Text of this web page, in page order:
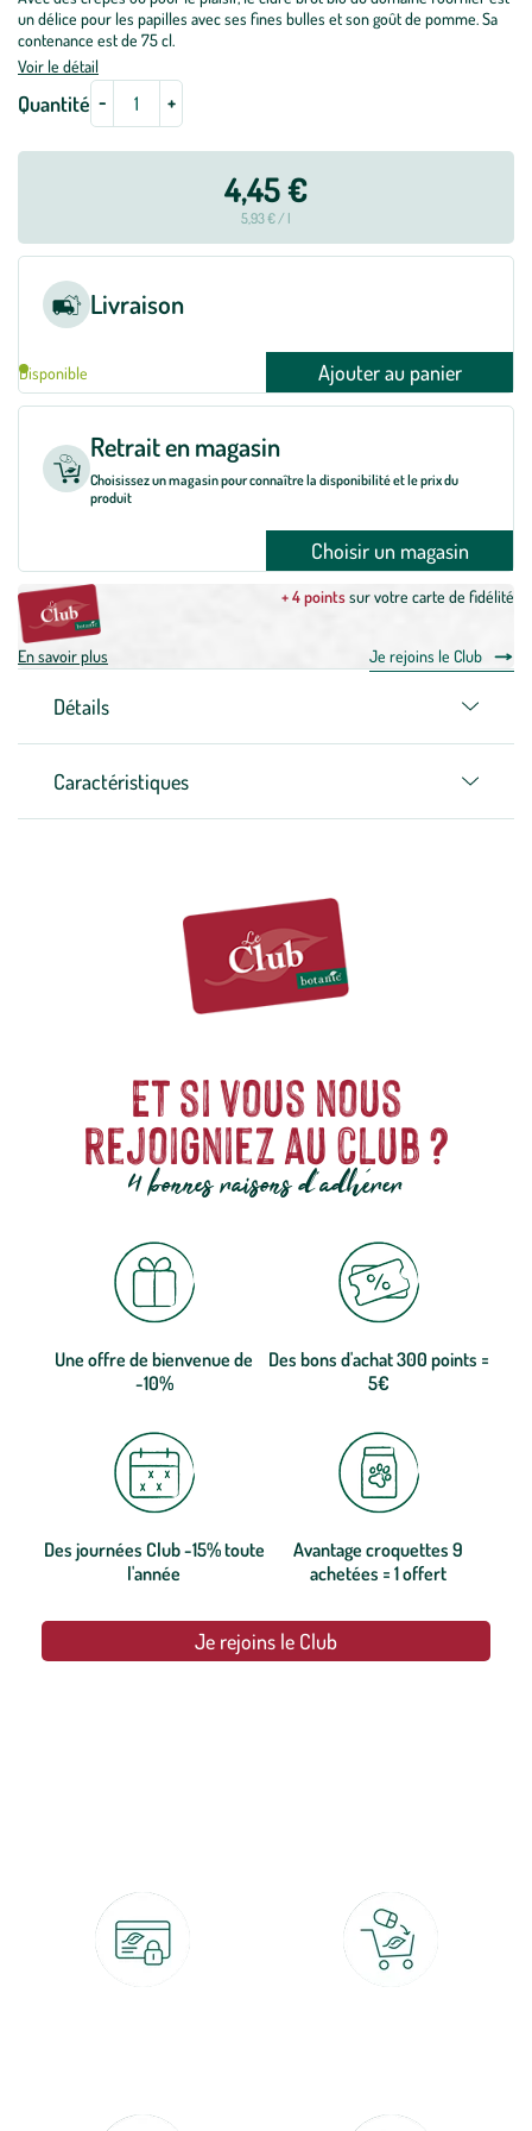
un délice pour les papilles avec ses fines bulles et son goût de pomme. Sa
contenance est de 75 cl.
Voir le détail
Quantité - +
4,45 €
5,93 € / l
Livraison
Disponible Ajouter au panier
Retrait en magasin
Choisissez un magasin pour connaître la disponibilité et le prix du
produit
Choisir un magasin
+ 4 pointssur votre carte de fidélité
En savoir plus Je rejoins le Club
Détails
Caractéristiques
Et si vous nous
rejoigniez au club ?
4 bonnes raisons d'adhérer
Une offre de bienvenue de
-10%
Des bons d'achat 300 points =
5€
Des journées Club -15% toute
l'année
Avantage croquettes 9
achetées = 1 offert
Je rejoins le Club